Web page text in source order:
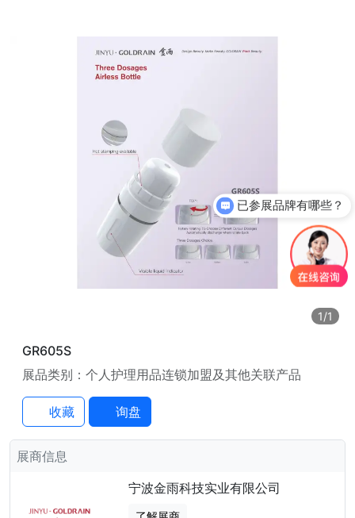
1/1
GR605S
展品类别：个人护理用品连锁加盟及其他关联产品
收藏 询盘
展商信息
宁波金雨科技实业有限公司
已参展品牌有哪些？